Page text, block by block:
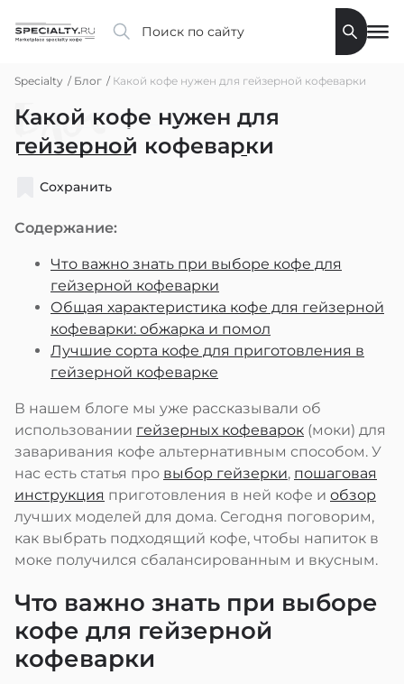
Specialty Блог Какой кофе нужен для гейзерной кофеварки
Блог
Какой кофе нужен для
гейзерной кофеварки
Сохранить
Содержание:
Что важно знать при выборе кофе для
гейзерной кофеварки
Общая характеристика кофе для гейзерной
кофеварки: обжарка и помол
Лучшие сорта кофе для приготовления в
гейзерной кофеварке
В нашем блоге мы уже рассказывали об
использовании гейзерных кофеварок (моки) для
заваривания кофе альтернативным способом. У
нас есть статья про выбор гейзерки, пошаговая
инструкция приготовления в ней кофе и обзор
лучших моделей для дома. Сегодня поговорим,
как выбрать подходящий кофе, чтобы напиток в
моке получился сбалансированным и вкусным.
Что важно знать при выборе
кофе для гейзерной
кофеварки